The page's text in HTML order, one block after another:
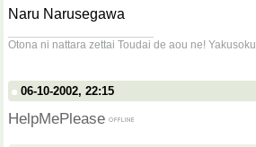
Naru Narusegawa
Otona ni nattara zettai Toudai de aou ne!
06-10-2002, 22:15
HelpMePlease